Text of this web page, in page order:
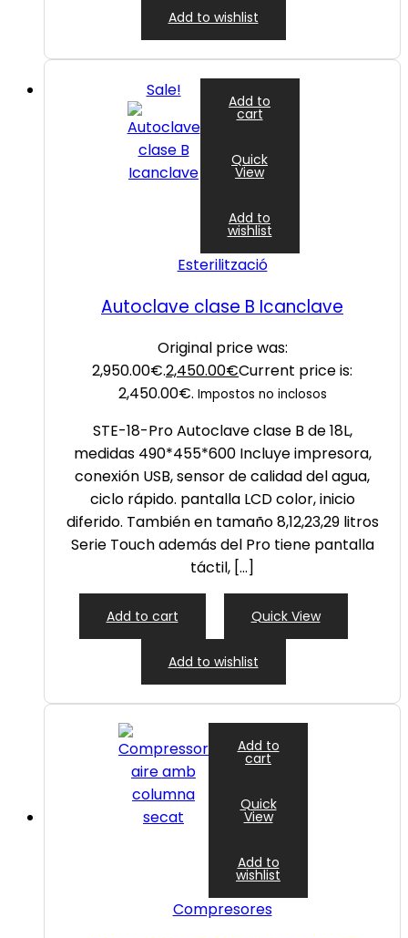
Add to wishlist
Sale!
Add to
cart
Quick
View
Add to
wishlist
Esterilització
Autoclave clase B Icanclave
Original price was:
2,950.00€.2,450.00€Current price is:
2,450.00€. Impostos no inclosos
STE-18-Pro Autoclave clase B de 18L,
medidas 490*455*600 Incluye impresora,
conexión USB, sensor de calidad del agua,
ciclo rápido. pantalla LCD color, inicio
diferido. También en tamaño 8,12,23,29 litros
Serie Touch además del Pro tiene pantalla
táctil, […]
Add to cart Quick View
Add to wishlist
Add to
cart
Quick
View
Add to
wishlist
Compresores